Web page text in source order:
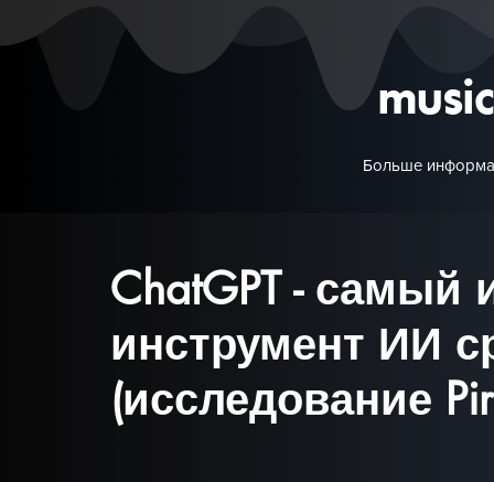
music
Больше
ChatGPT -
инструмент ИИ
(исследование